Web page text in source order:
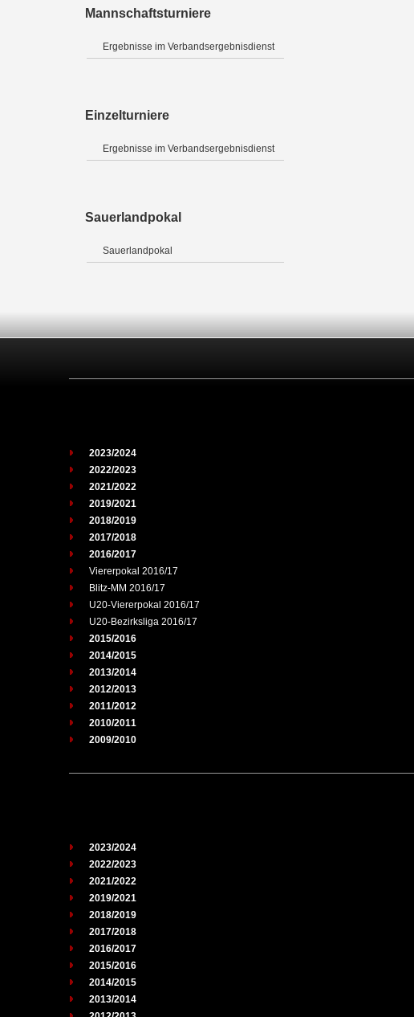
Mannschaftsturniere
Ergebnisse im Verbandsergebnisdienst
Einzelturniere
Ergebnisse im Verbandsergebnisdienst
Sauerlandpokal
Sauerlandpokal
2023/2024
2022/2023
2021/2022
2019/2021
2018/2019
2017/2018
2016/2017
Viererpokal 2016/17
Blitz-MM 2016/17
U20-Viererpokal 2016/17
U20-Bezirksliga 2016/17
2015/2016
2014/2015
2013/2014
2012/2013
2011/2012
2010/2011
2009/2010
2023/2024
2022/2023
2021/2022
2019/2021
2018/2019
2017/2018
2016/2017
2015/2016
2014/2015
2013/2014